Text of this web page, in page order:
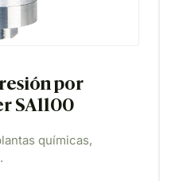
por
SA1100
químicas,